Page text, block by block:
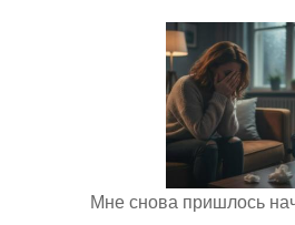
Мне снова пришлось